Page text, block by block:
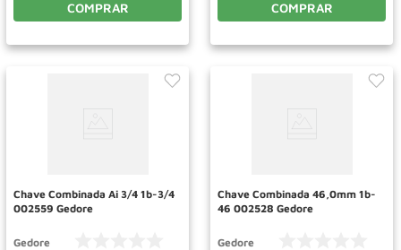
COMPRAR COMPRAR
Chave Combinada Ai 3/4 1b-3/4
002559 Gedore
Gedore
Chave Combinada 46,0mm 1b-
46 002528 Gedore
Gedore